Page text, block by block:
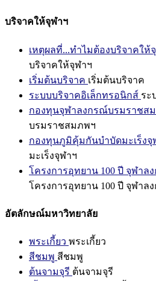
บริจาคให้จุฬาฯ
เหตุผลที่...ทำไมต้องบริจาคให้
บริจาคให้จุฬาฯ
เริ่มต้นบริจาค เริ่มต้นบริจาค
ระบบบริจาคอิเล็กทรอนิกส์ ระ
กองทุนจุฬาลงกรณ์บรมราชส
บรมราชสมภพฯ
กองทุนภูมิคุ้มกันบำบัดมะเร็งจุ
มะเร็งจุฬาฯ
โครงการอุทยาน 100 ปี จุฬาล
โครงการอุทยาน 100 ปี จุฬาล
อัตลักษณ์มหาวิทยาลัย
พระเกี้ยว พระเกี้ยว
สีชมพู สีชมพู
ต้นจามจุรี ต้นจามจุรี